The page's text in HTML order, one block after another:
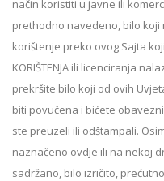
način koristiti u javne ili
prethodno navedeno, bilo
korištenje preko ovog Sajta
KORIŠTENJA ili licenciranja
prekršite bilo koji od ovih
biti povučena i bićete
ste preuzeli ili odštampali.
naznačeno ovdje ili na nekoj
sadržano, bilo izričito,